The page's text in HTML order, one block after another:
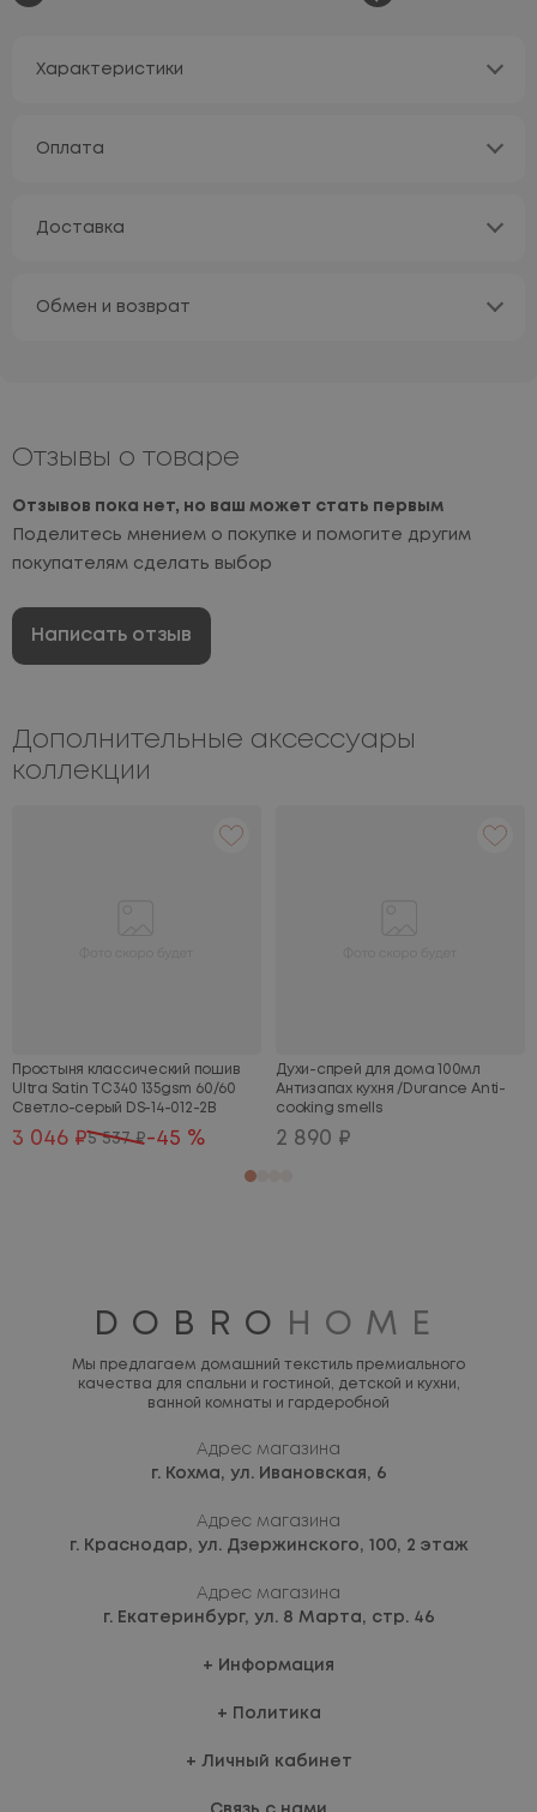
Характеристики
Оплата
Доставка
Обмен и возврат
Отзывы о товаре
Отзывов пока нет, но ваш может стать первым
Поделитесь мнением о покупке и помогите другим
покупателям сделать выбор
Написать отзыв
Дополнительные аксессуары
коллекции
Простыня классический пошив
Ultra Satin TC340 135gsm 60/60
Светло-серый DS-14-012-2B
3 046 ₽5 537 ₽-45 %
Духи-спрей для дома 100мл
Антизапах кухня /Durance Anti-
cooking smells
2 890 ₽
DOBRO HOME
Мы предлагаем домашний текстиль премиального
качества для спальни и гостиной, детской и кухни,
ванной комнаты и гардеробной
Адрес магазина
г. Кохма, ул. Ивановская, 6
Адрес магазина
г. Краснодар, ул. Дзержинского, 100, 2 этаж
Адрес магазина
г. Екатеринбург, ул. 8 Марта, стр. 46
Информация
Политика
Личный кабинет